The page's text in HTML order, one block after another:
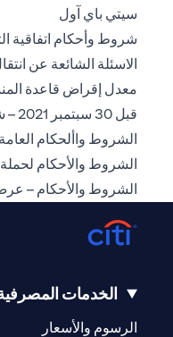
سيتي باي آول
شروط وأحكام اتفاقية
الاسئلة الشائعة عن
معدل إقراض قاعدة
قبل 30 سبتمبر 2021 – شروط و أحكام اتفاقية التسهيلات الائتمانية الرئيسية
الشروط واألحكام
الشروط والأحكام لحملة
الشروط والأحكام –
الخدمات
الرسوم والأسعار
tab